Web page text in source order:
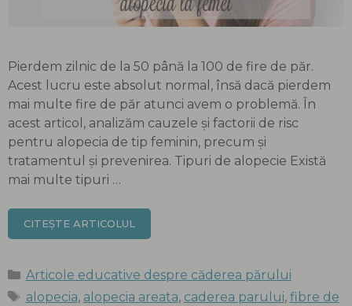
Pierdem zilnic de la 50 până la 100 de fire de păr.
Acest lucru este absolut normal, însă dacă pierdem
mai multe fire de păr atunci avem o problemă. În
acest articol, analizăm cauzele și factorii de risc
pentru alopecia de tip feminin, precum și
tratamentul și prevenirea. Tipuri de alopecie Există
mai multe tipuri …
CITEȘTE ARTICOLUL
Categorii
Articole educative despre căderea părului
Etichete
alopecia, alopecia areata, caderea parului, fibre de